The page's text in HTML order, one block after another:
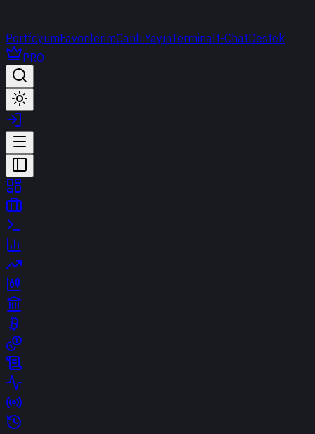
PortföyümFavorilerimCanlı YayınTerminalt-ChatDestek
PRO